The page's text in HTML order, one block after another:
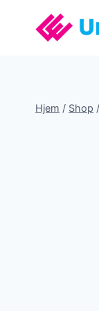
Hjem / Shop /